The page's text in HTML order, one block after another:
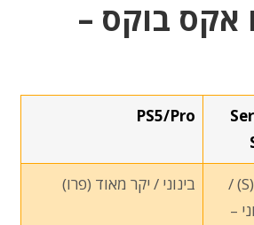
אקס בוקס –
PS5/Pro
זול (S) /
–
בינוני / יקר מאוד (פרו)